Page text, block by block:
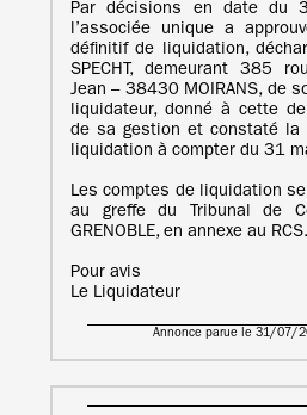
Par décisions en date du
l’associée unique a
définitif de liquidation,
SPECHT, demeurant 385
Jean – 38430 MOIRANS, de
liquidateur, donné à cette
de sa gestion et constaté la
liquidation à compter du 31
Les comptes de liquidation
au greffe du Tribunal de
GRENOBLE, en annexe au RCS.
Pour avis
Le Liquidateur
Annonce parue le 31/07/